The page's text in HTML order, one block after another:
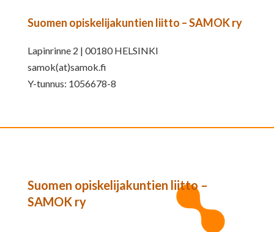
Suomen opiskelijakuntien liitto – SAMOK ry
Lapinrinne 2 | 00180 HELSINKI
samok(at)samok.fi
Y-tunnus: 1056678-8
Suomen opiskelijakuntien liitto –
SAMOK ry